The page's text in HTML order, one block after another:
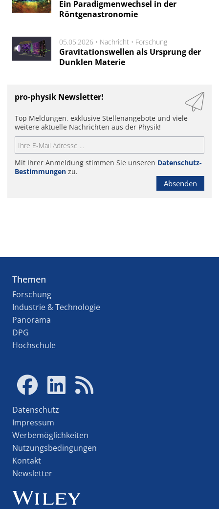
Ein Paradigmenwechsel in der
Röntgenastronomie
05.05.2026 • Nachricht • Forschung
Gravitationswellen als Ursprung der
Dunklen Materie
pro-physik Newsletter!
Top Meldungen, exklusive Stellenangebote und viele
weitere aktuelle Nachrichten aus der Physik!
Mit Ihrer Anmeldung stimmen Sie unseren Datenschutz-
Bestimmungen zu.
Absenden
Themen
Forschung
Industrie & Technologie
Panorama
DPG
Hochschule
Datenschutz
Impressum
Werbemöglichkeiten
Nutzungsbedingungen
Kontakt
Newsletter